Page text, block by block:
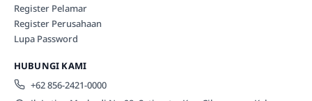
Register Pelamar
Register Perusahaan
Lupa Password
HUBUNGI KAMI
+62 856-2421-0000